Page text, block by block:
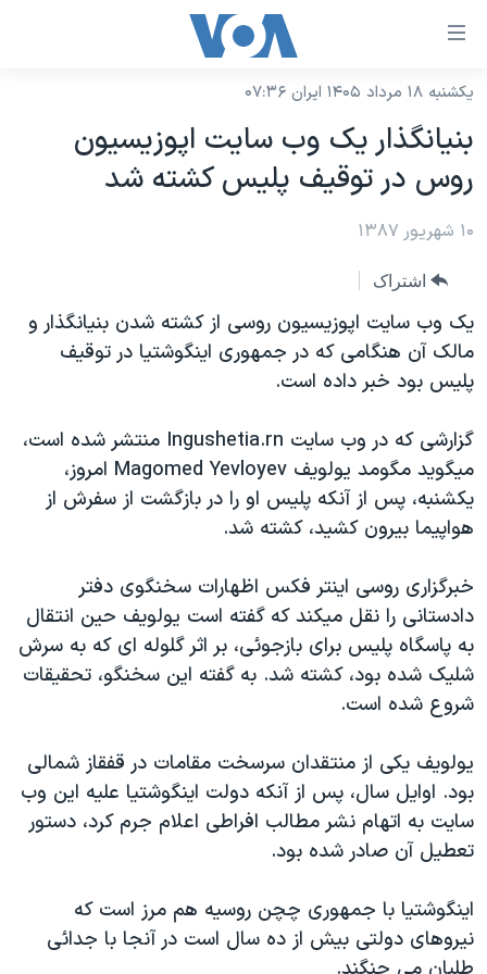
لینکهای
دسترسی
جهش
محتوای
اصلی
جهش
صفحه
اصلی
جهش
به
جستجو
نسخه سبک وب‌سایت
موضوع ها
ایران
آمریکا
ورزشی
گزیده‌ها
ویژه برنامه‌ها
ویدیوها
فرهنگ و زندگی
اقتصادی
علم و فناوری
اسرائیل در جنگ
گالری عکس
برنامه های تلویزیونی
جدول برنامه ها
صفحه‌های ویژه
جام جهانی ۲۰۲۶
عملیات خشم حماسی
۲۵۰سالگی آمریکا
بایگانی برنامه‌های تلویزیونی
مستندها
حمله جمهوری اسلامی به اسرائیل
رمز مهسا
ورزش زنان در ایران
اعتراضات زن، زندگی، آزادی
تریبونال مردمی آبان ۹۸
دادگاه حمید نوری
چهل سال گروگان‌گیری
قانون شفافیت دارائی کادر رهبری ایران
اعتراضات مردمی آبان ۹۸
فرکانس‌های صدای آمریکا
پخش رادیویی
یادگیری زبان انگلیسی
دنبال کنید
زبانهای مختلف
یکشنبه ۱۸ مرداد ۱۴۰۵ ایران ۰۷:۳۶
بنيانگذار يک وب سايت اپوزيسيون
روس در توقيف پليس کشته شد
۱۰ شهریور ۱۳۸۷
اشتراک
يک وب سايت اپوزيسيون روسی از کشته شدن بنيانگذار و
مالک آن هنگامی که در جمهوری اينگوشتيا در توقيف
پليس بود خبر داده است.
گزارشی که در وب سايت Ingushetia.rn منتشر شده است،
ميگويد مگومد يولويف Magomed Yevloyev امروز،
يکشنبه، پس از آنکه پليس او را در بازگشت از سفرش از
هواپيما بيرون کشيد، کشته شد.
خبرگزاری روسی اينتر فکس اظهارات سخنگوی دفتر
دادستانی را نقل ميکند که گفته است يولويف حين انتقال
به پاسگاه پليس برای بازجوئی، بر اثر گلوله ای که به سرش
شليک شده بود، کشته شد. به گفته اين سخنگو، تحقيقات
شروع شده است.
يولويف يکی از منتقدان سرسخت مقامات در قفقاز شمالی
بود. اوايل سال، پس از آنکه دولت اينگوشتيا عليه اين وب
سايت به اتهام نشر مطالب افراطی اعلام جرم کرد، دستور
تعطيل آن صادر شده بود.
اينگوشتيا با جمهوری چچن روسيه هم مرز است که
نيروهای دولتی بيش از ده سال است در آنجا با جدائی